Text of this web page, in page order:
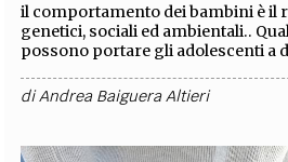
il comportamento dei bambini è il
genetici, sociali ed ambientali..
possono portare gli adolescenti a
diAndrea Baiguera Altieri